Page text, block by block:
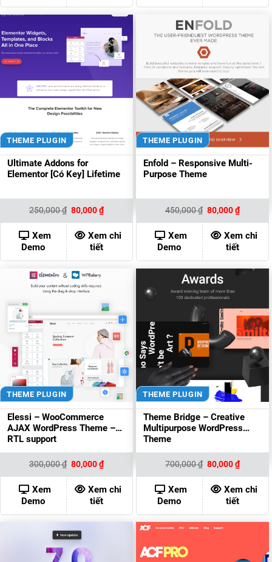
THEME PLUGIN
Ultimate Addons for
Elementor [Có Key] Lifetime
250,000₫ Giá
gốc
là:
250,000 ₫.
80,000₫Giá
hiện
tại
là:
80,000 ₫.
Xem
Demo
Xem chi
tiết
THEME PLUGIN
Enfold – Responsive Multi-
Purpose Theme
450,000₫ Giá
gốc
là:
450,000 ₫.
80,000₫Giá
hiện
tại
là:
80,000
Xem
Demo
Xem chi
tiết
THEME PLUGIN
Elessi – WooCommerce
AJAX WordPress Theme –
RTL support
300,000₫ Giá
gốc
là:
300,000 ₫.
80,000₫Giá
hiện
tại
là:
80,000 ₫.
Xem
Demo
Xem chi
tiết
THEME PLUGIN
Theme Bridge – Creative
Multipurpose WordPress
Theme
700,000₫ Giá
gốc
là:
700,000 ₫.
80,000₫Giá
hiện
tại
là:
80,000
Xem
Demo
Xem chi
tiết